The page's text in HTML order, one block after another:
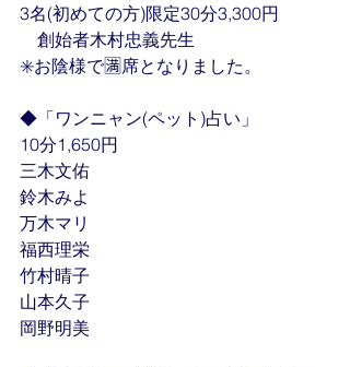
3名(初めての方)限定30分3,300円
創始者木村忠義先生
✳️お陰様で🈵席となりました。
◆「ワンニャン(ペット)占い」
10分1,650円
三木文佑
鈴木みよ
万木マリ
福西理栄
竹村晴子
山本久子
岡野明美